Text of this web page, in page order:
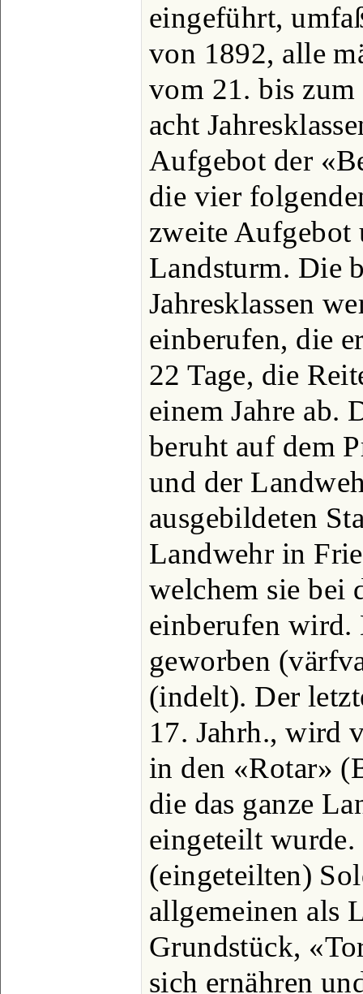
eingeführt,
von 1892, alle
vom 21. bis zum
acht
Aufgebot der
die vier
zweite Aufgebot
Landsturm. Die
Jahresklassen
einberufen, die
22 Tage, die
einem Jahre ab.
beruht auf dem
und der
ausgebildeten
Landwehr in
welchem sie bei
einberufen wird.
geworben
(indelt). Der
17. Jahrh., wird
in den «Rotar»
die das ganze
eingeteilt
(eingeteilten)
allgemeinen als
Grundstück,
sich ernähren